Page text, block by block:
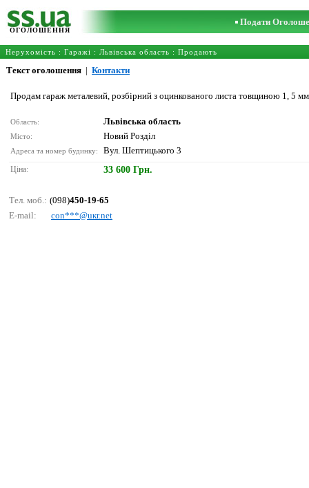
ОГОЛОШЕННЯ
Подати
Нерухомість : Гаражі : Львівська область : Продають
Текст оголошення | Контакти
Продам гараж металевий, розбірний з оцинкованого листа товщиною 1, 5
Область: Львівська область
Місто: Новий Розділ
Адреса та номер будинку: Вул. Шептицького 3
Ціна: 33 600 Грн.
Тел. моб.: (098)450-19-65
E-mail:
соn***@uкr.nеt